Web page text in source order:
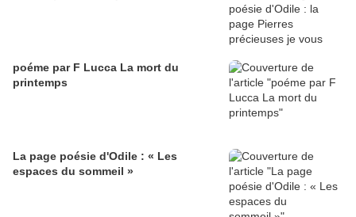
poéme par F Lucca La mort du
printemps
La page poésie d'Odile : « Les
espaces du sommeil »